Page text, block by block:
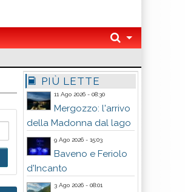
PIÙ LETTE
11 Ago 2026 - 08:30
Mergozzo: l'arrivo
della Madonna dal lago
9 Ago 2026 - 15:03
Baveno e Feriolo
d'Incanto
3 Ago 2026 - 08:01